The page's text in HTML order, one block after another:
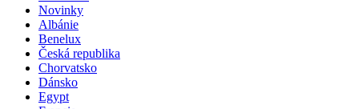
Novinky
Albánie
Benelux
Česká republika
Chorvatsko
Dánsko
Egypt